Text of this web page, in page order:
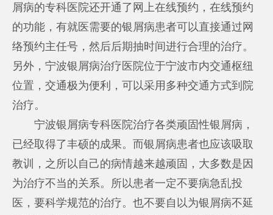
屑病的专科医院还开通了网上在线预约，在线预约
的功能，有就医需要的银屑病患者可以直接通过网
络预约主任号，然后后期抽时间进行合理的治疗。
另外，宁波银屑病治疗医院位于宁波市内交通枢纽
位置，交通极为便利，可以采用多种交通方式到院
治疗。
宁波银屑病专科医院治疗各类顽固性银屑病，
已经取得了丰硕的成果。而银屑病患者也应该吸取
教训，之所以自己的病情越来越顽固，大多数是因
为治疗不当的关系。所以患者一定不要病急乱投
医，要科学规范的治疗。也不要自以为银屑病不延